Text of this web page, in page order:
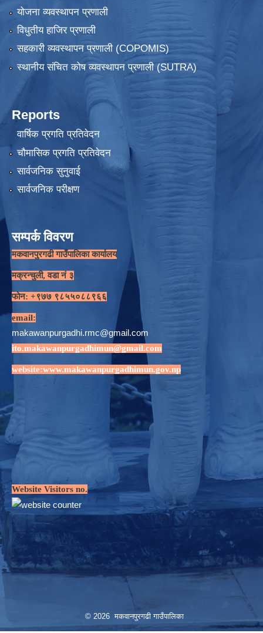
योजना व्यवस्थापन प्रणाली
विधुतीय हाजिर प्रणाली
सहकारी व्यवस्थापन प्रणाली (COPOMIS)
स्थानीय संचित कोष व्यवस्थापन प्रणाली (SUTRA)
Reports
वार्षिक प्रगति प्रतिवेदन
चौमासिक प्रगति प्रतिवेदन
सार्वजनिक सुनुवाई
सार्वजनिक परीक्षण
सम्पर्क विवरण
मकवानपुरगढी गाउँपालिका कार्यालय
मक्रन्चुली, वडा नं ३
फोन: +९७७ ९८५५०८८९६६
email:
makawanpurgadhi.rmc@gmail.com
ito.makawanpurgadhimun@gmail.com
website:www.makawanpurgadhimun.gov.np
Website Visitors no.
© 2026 मकवानपुरगढी गाउँपालिका